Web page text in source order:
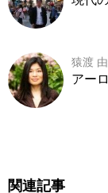
猿渡
アー
関連記事